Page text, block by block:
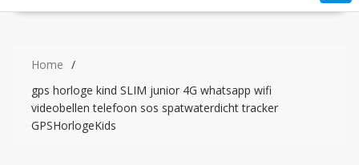
Home
gps horloge kind SLIM junior 4G whatsapp wifi
videobellen telefoon sos spatwaterdicht tracker
GPSHorlogeKids